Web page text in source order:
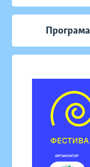
Програма